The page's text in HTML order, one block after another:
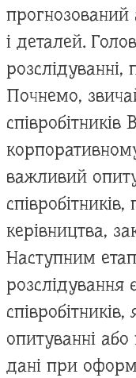
прогнозований
і деталей.
розслідуванні,
Почнемо,
важливий
керівництва,
Наступним
розслідування
опитуванні або
дані при